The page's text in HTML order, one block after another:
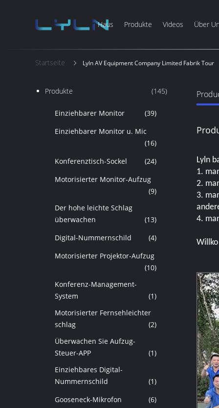
Haus Produkte Videos Über
Startseite Lyln AV Equipment Company Limited Fabrik Tour
Produkte (145)
Einziehbarer Monitor
(39)
Einziehbarer Monitor u. Mic
(16)
Konferenztisch-Sockel
(24)
Motorisierter Monitor-Aufzug
(9)
Der hohe leichte Schlag
überwachen
(13)
Digital-Nummernschild
(4)
Motorisierter Projektor-Aufzug
(10)
Konferenz-Management-
System
(1)
Motorisierter Fernsehleichter
schlag
(2)
Überwachen Sie Aufzug-
Steuer-APP
(1)
Einziehbares Digital-
Nummernschild
(1)
Gooseneck-Mikrofon
(6)
Lyln
1.
2.
3.
4.